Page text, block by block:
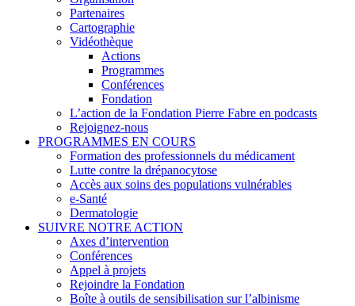
Partenaires
Cartographie
Vidéothèque
Actions
Programmes
Conférences
Fondation
L’action de la Fondation Pierre Fabre en podcasts
Rejoignez-nous
PROGRAMMES EN COURS
Formation des professionnels du médicament
Lutte contre la drépanocytose
Accès aux soins des populations vulnérables
e-Santé
Dermatologie
SUIVRE NOTRE ACTION
Axes d’intervention
Conférences
Appel à projets
Rejoindre la Fondation
Boîte à outils de sensibilisation sur l’albinisme